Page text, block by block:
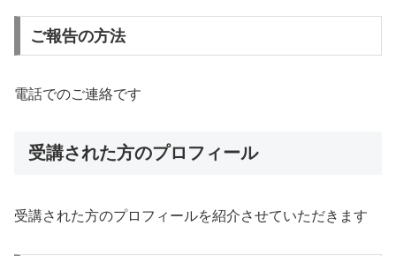
ご報告の方法
電話でのご連絡です
受講された方のプロフィール
受講された方のプロフィールを紹介させていただきます